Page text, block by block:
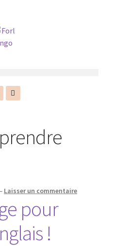
Laisser un commentaire
pour
!